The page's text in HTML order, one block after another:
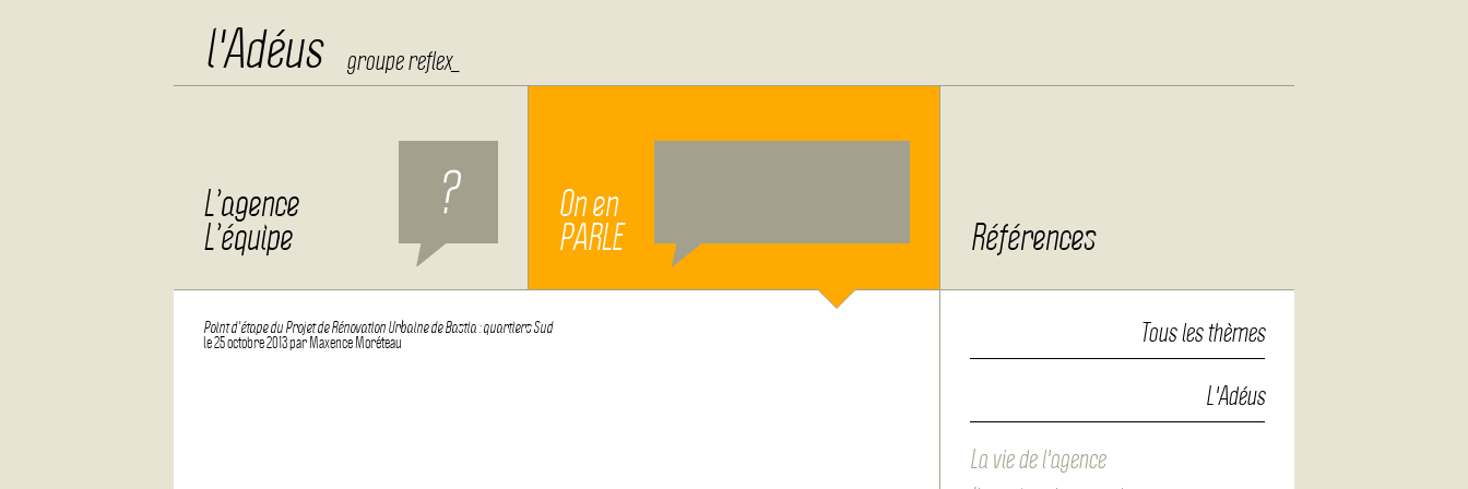
l'Adéus groupe reflex_
L’agence
L’équipe
On en
PARLE Références
Point d’étape du Projet de Rénovation Urbaine de Bastia : quartiers Sud
le25 octobre 2013parMaxence Moréteau Tous les thèmes
L'Adéus
La vie de l'agence